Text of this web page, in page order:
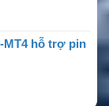
MT4 hỗ trợ pin